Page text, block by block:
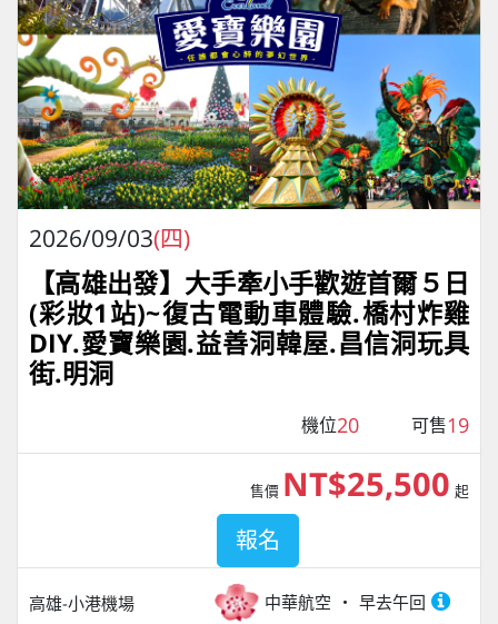
2026/09/03(四)
【高雄出發】大手牽小手歡遊首爾５日
(彩妝1站)~復古電動車體驗.橋村炸雞
DIY.愛寶樂園.益善洞韓屋.昌信洞玩具
街.明洞
機位20 可售19
高雄-小港機場 中華航空 早去午回
售價 NT$25,500 起
報名